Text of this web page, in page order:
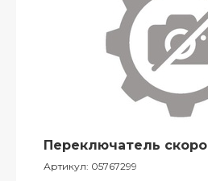
Переключатель
Артикул: 05767299